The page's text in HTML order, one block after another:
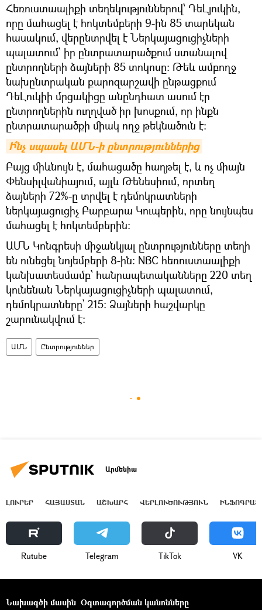
Հեռուստաալիքի տեղեկություններով՝ ԴեԼյուկին,
որը մահացել է հոկտեմբերի 9-ին 85 տարեկան
հասակում, վերընտրվել է Ներկայացուցիչների
պալատում՝ իր ընտրատարածքում ստանալով
ընտրողների ձայների 85 տոկոսը: Թեև ամբողջ
նախընտրական քարոզարշավի ընթացքում
ԴեԼուկիի մրցակիցը անընդհատ ասում էր
ընտրողներին ուղղված իր խոսքում, որ ինքն
ընտրատարածքի միակ ողջ թեկնածուն է:
Ի՞նչ սպասել ԱՄՆ-ի ընտրություններից
Բայց միևնույն է, մահացածը հաղթել է, և ոչ միայն
Փենսիլվանիայում, այլև Թենեսիում, որտեղ
ձայների 72%-ը տրվել է դեմոկրատների
ներկայացուցիչ Բարբարա Կուպերին, որը նույնպես
մահացել է հոկտեմբերին:
ԱՄՆ Կոնգրեսի միջանկյալ ընտրությունները տեղի
են ունեցել նոյեմբերի 8-ին։ NBC հեռուստաալիքի
կանխատեսմամբ՝ հանրապետականները 220 տեղ
կունենան Ներկայացուցիչների պալատում,
դեմոկրատները՝ 215: Ձայների հաշվարկը
շարունակվում է։
ԱՄՆ Ընտրություններ
Արմենիա
ԼՈՒՐԵՐ ՀԱՅԱՍՏԱՆ ԱՇԽԱՐՀ ՎԵՐԼՈՒԾՈՒԹՅՈՒՆ
Rutube Telegram ТikТоk VK
Նախագծի մասին Օգտագործման կանոնները